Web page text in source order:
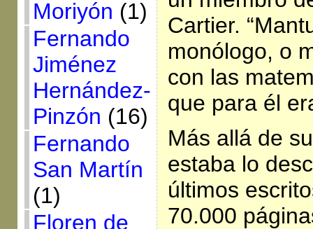
Moriyón (1)
Fernando
Jiménez
Hernández-
Pinzón (16)
Fernando
San Martín
(1)
Floren de
Cartier.
monólogo, o
con las
que para él
Más allá de
estaba lo
últimos
70.000